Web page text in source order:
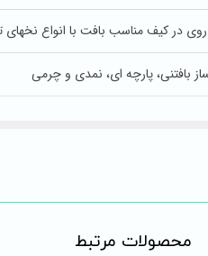
در کیف مناسب بافت با انواع نخهای
بافتنی، پارچه ای، نمدی و چرمی
​محصولات مرتبط